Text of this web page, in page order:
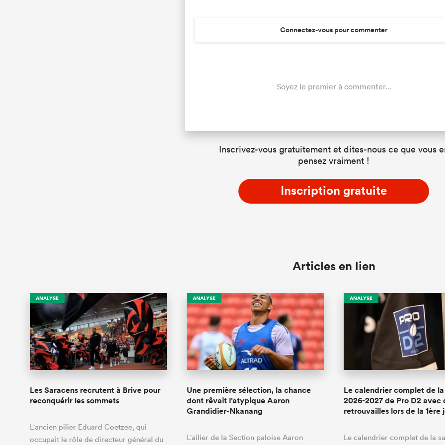
Connectez-vous pour commenter
Soyez le premier à commenter...
Inscrivez-vous gratuitement et dites-nous ce que vous
pensez vraiment !
Inscription gratuite
Articles en lien
ANALYSE
Les Saracens recrutent à Brive pour
reconquérir les sommets
L'ancien pilier Eduard Coetzee, qui
occupait le rôle de directeur général du
ANALYSE
Une première sélection, la chance
dont rêvait l'atypique Aaron
Grandidier-Nkanang
L'ailier de la Section paloise Aaron
ANALYSE
Le calendrier complet de la
2026-2027 de Pro D2 avec
retrouvailles lors de la 1ère
Le calendrier complet de la